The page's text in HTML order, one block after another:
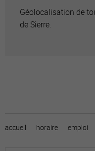
Géolocalisation de
de Sierre.
accueil horaire emploi